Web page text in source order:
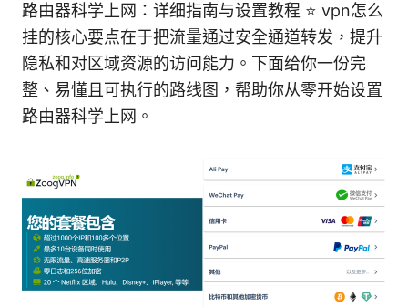
路由器科学上网：详细指南与设置教程 ⭐ vpn怎么
挂的核心要点在于把流量通过安全通道转发，提升
隐私和对区域资源的访问能力。下面给你一份完
整、易懂且可执行的路线图，帮助你从零开始设置
路由器科学上网。